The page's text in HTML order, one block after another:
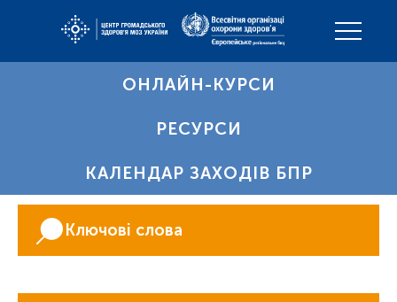
ОНЛАЙН-КУРСИ
РЕСУРСИ
КАЛЕНДАР ЗАХОДІВ БПР
Ключові слова